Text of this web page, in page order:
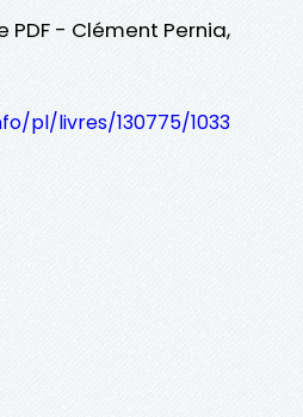
- Clément Pernia,
pl/livres/130775/1033